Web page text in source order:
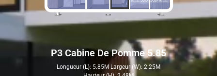
P3 Cabine De Pomme 5.85
Longueur (L): 5.85M Largeur (W): 2.25M